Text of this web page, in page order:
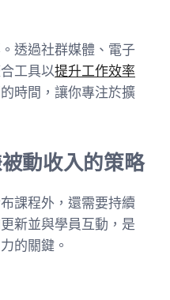
透過社群媒體、電子
工具以提升工作效率
時間，讓你專注於擴
動收入的策略
課程外，還需要持續
新並與學員互動，是
的關鍵。